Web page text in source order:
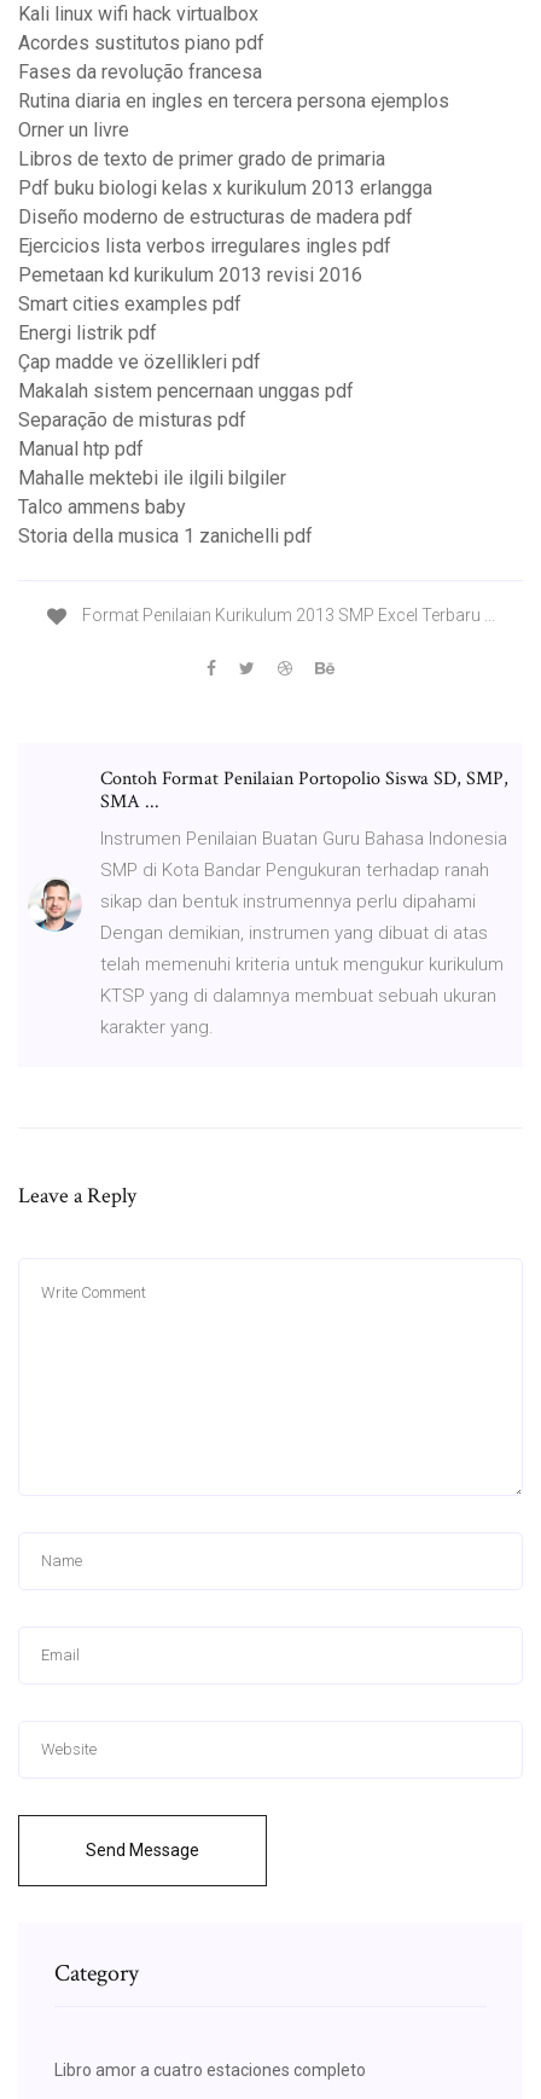
Kali linux wifi hack virtualbox
Acordes sustitutos piano pdf
Fases da revolução francesa
Rutina diaria en ingles en tercera persona ejemplos
Orner un livre
Libros de texto de primer grado de primaria
Pdf buku biologi kelas x kurikulum 2013 erlangga
Diseño moderno de estructuras de madera pdf
Ejercicios lista verbos irregulares ingles pdf
Pemetaan kd kurikulum 2013 revisi 2016
Smart cities examples pdf
Energi listrik pdf
Çap madde ve özellikleri pdf
Makalah sistem pencernaan unggas pdf
Separação de misturas pdf
Manual htp pdf
Mahalle mektebi ile ilgili bilgiler
Talco ammens baby
Storia della musica 1 zanichelli pdf
Format Penilaian Kurikulum 2013 SMP Excel Terbaru ...
Contoh Format Penilaian Portopolio Siswa SD, SMP,
SMA ...
Instrumen Penilaian Buatan Guru Bahasa Indonesia
SMP di Kota Bandar Pengukuran terhadap ranah
sikap dan bentuk instrumennya perlu dipahami
Dengan demikian, instrumen yang dibuat di atas
telah memenuhi kriteria untuk mengukur kurikulum
KTSP yang di dalamnya membuat sebuah ukuran
karakter yang.
Leave a Reply
Send Message
Category
Libro amor a cuatro estaciones completo